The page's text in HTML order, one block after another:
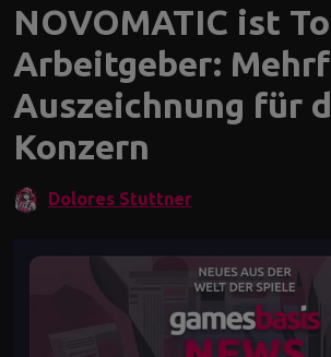
NOVOMATIC ist
Arbeitgeber:
Auszeichnung für
Konzern
Dolores Stuttner